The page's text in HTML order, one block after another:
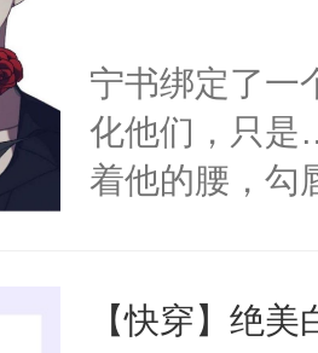
宁书绑定了一
化他们，只是
着他的腰，勾
来，给老公
【快穿】绝